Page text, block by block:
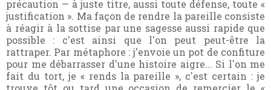
précaution — à juste titre, aussi toute défense, toute «
justification ». Ma façon de rendre la pareille consiste
à réagir à la sottise par une sagesse aussi rapide que
possible : c'est ainsi que l'on peut peut-être la
rattraper. Par métaphore : j'envoie un pot de confiture
pour me débarrasser d'une histoire aigre... Si l'on me
fait du tort, je « rends la pareille », c'est certain : je